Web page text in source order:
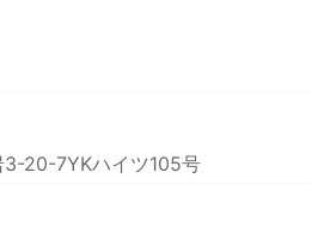
20-7YKハイツ105号